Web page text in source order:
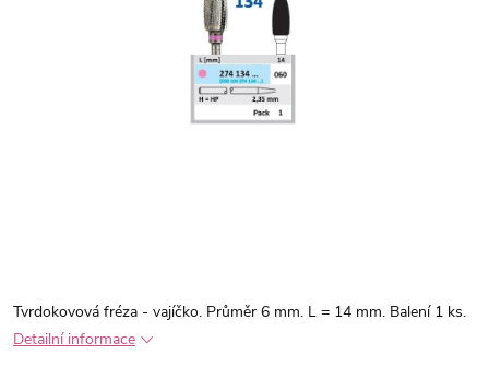
Tvrdokovová fréza - vajíčko. Průměr 6 mm. L = 14 mm. Balení 1 ks.
Detailní informace